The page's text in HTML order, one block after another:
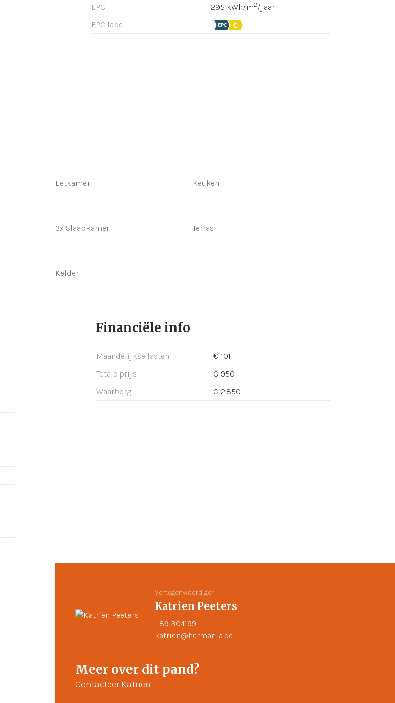
EPC 295 kWh/m2/jaar
EPC label
Eetkamer Keuken
3x Slaapkamer Terras
Kelder
Financiële info
Maandelijkse lasten
€ 101
Totale prijs
€ 950
Waarborg
€ 2.850
Vertegenwoordiger
Katrien Peeters
+89 304199
katrien@hermania.be
Meer over dit pand?
Contacteer Katrien